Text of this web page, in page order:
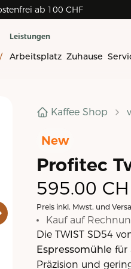
ab 100 CHF
/
Leistungen
Arbeitsplatz Zuhause
Kaffee Shop
New
Profitec
595.00
Preis inkl. Mwst. und
Kauf auf
Die TWIST SD54
Espressomühle für
Präzision und